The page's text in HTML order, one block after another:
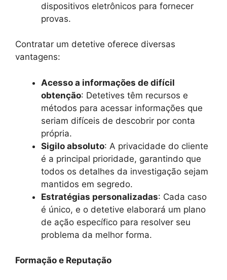
dispositivos eletrônicos para fornecer
provas.
Contratar um detetive oferece diversas
vantagens:
Acesso a informações de difícil
obtenção: Detetives têm recursos e
métodos para acessar informações que
seriam difíceis de descobrir por conta
própria.
Sigilo absoluto: A privacidade do cliente
é a principal prioridade, garantindo que
todos os detalhes da investigação sejam
mantidos em segredo.
Estratégias personalizadas: Cada caso
é único, e o detetive elaborará um plano
de ação específico para resolver seu
problema da melhor forma.
Formação e Reputação